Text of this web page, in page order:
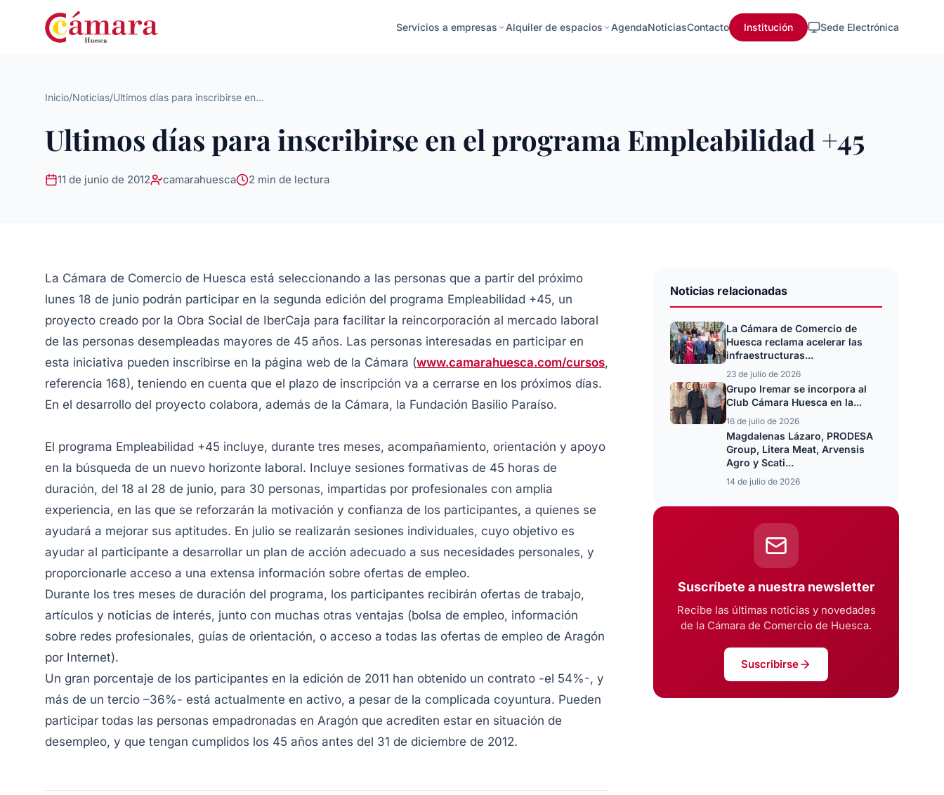
Servicios a empresas Alquiler de espacios AgendaNoticiasContacto Institución Sede Electrónica
Inicio/Noticias/Ultimos días para inscribirse en...
Ultimos días para inscribirse en el programa Empleabilidad +45
11 de junio de 2012 camarahuesca 2 min de lectura
La Cámara de Comercio de Huesca está seleccionando a las personas que a partir del próximo
lunes 18 de junio podrán participar en la segunda edición del programa Empleabilidad +45, un
proyecto creado por la Obra Social de IberCaja para facilitar la reincorporación al mercado laboral
de las personas desempleadas mayores de 45 años. Las personas interesadas en participar en
esta iniciativa pueden inscribirse en la página web de la Cámara (www.camarahuesca.com/cursos,
referencia 168), teniendo en cuenta que el plazo de inscripción va a cerrarse en los próximos días.
En el desarrollo del proyecto colabora, además de la Cámara, la Fundación Basilio Paraíso.
El programa Empleabilidad +45 incluye, durante tres meses, acompañamiento, orientación y apoyo
en la búsqueda de un nuevo horizonte laboral. Incluye sesiones formativas de 45 horas de
duración, del 18 al 28 de junio, para 30 personas, impartidas por profesionales con amplia
experiencia, en las que se reforzarán la motivación y confianza de los participantes, a quienes se
ayudará a mejorar sus aptitudes. En julio se realizarán sesiones individuales, cuyo objetivo es
ayudar al participante a desarrollar un plan de acción adecuado a sus necesidades personales, y
proporcionarle acceso a una extensa información sobre ofertas de empleo.
Durante los tres meses de duración del programa, los participantes recibirán ofertas de trabajo,
artículos y noticias de interés, junto con muchas otras ventajas (bolsa de empleo, información
sobre redes profesionales, guías de orientación, o acceso a todas las ofertas de empleo de Aragón
por Internet).
Un gran porcentaje de los participantes en la edición de 2011 han obtenido un contrato -el 54%-, y
más de un tercio –36%- está actualmente en activo, a pesar de la complicada coyuntura. Pueden
participar todas las personas empadronadas en Aragón que acrediten estar en situación de
desempleo, y que tengan cumplidos los 45 años antes del 31 de diciembre de 2012.
Noticias relacionadas
La Cámara de Comercio de
Huesca reclama acelerar las
infraestructuras...
23 de julio de 2026
Grupo Iremar se incorpora al
Club Cámara Huesca en la...
16 de julio de 2026
Magdalenas Lázaro, PRODESA
Group, Litera Meat, Arvensis
Agro y Scati...
14 de julio de 2026
Suscríbete a nuestra newsletter
Recibe las últimas noticias y novedades
de la Cámara de Comercio de Huesca.
Suscribirse